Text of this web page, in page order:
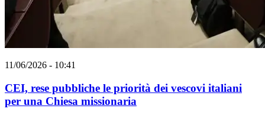
11/06/2026 - 10:41
CEI, rese pubbliche le priorità dei vescovi italiani
per una Chiesa missionaria